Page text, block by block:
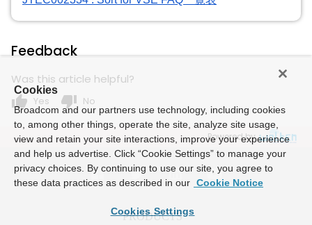
Feedback
Was this article helpful?
thumb_up Yes thumb_down No
Powered by
Cookies
Broadcom and our partners use technology, including cookies
to, among other things, operate the site, analyze site usage,
view and retain your site interactions, improve your experience
and help us advertise. Click “Cookie Settings” to manage your
privacy choices. By continuing to use our site, you agree to
these data practices as described in our Cookie Notice
Cookies Settings